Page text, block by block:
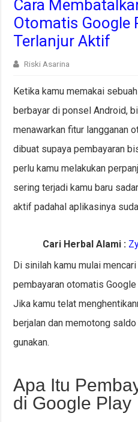
Cara
Otomatis Google
Terlanjur Aktif
Riski Asarina
Ketika kamu memakai
berbayar di ponsel Android,
menawarkan fitur langganan
dibuat supaya pembayaran
perlu kamu melakukan
sering terjadi kamu baru
aktif padahal aplikasinya
Cari Herbal Alami :
Di sinilah kamu mulai
pembayaran otomatis
Jika kamu telat
berjalan dan memotong
gunakan.
Apa Itu
di Google Play